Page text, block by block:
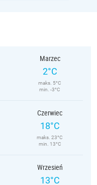
Marzec
2°C
maks. 5°C
min. -3°C
Czerwiec
18°C
maks. 23°C
min. 13°C
Wrzesień
13°C